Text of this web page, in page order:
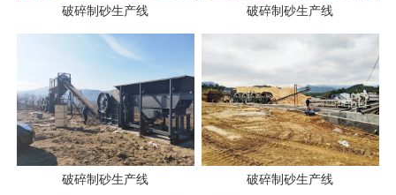
破碎制砂生产线 破碎制砂生产线
破碎制砂生产线 破碎制砂生产线